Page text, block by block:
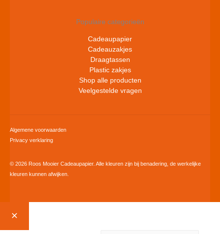
Populaire categorieën
Cadeaupapier
Cadeauzakjes
Draagtassen
Plastic zakjes
Shop alle producten
Veelgestelde vragen
© 2026 Roos Mooier Cadeaupapier. Alle kleuren zijn bij benadering, de werkelijke
kleuren kunnen afwijken.
Algemene voorwaarden
Privacy verklaring